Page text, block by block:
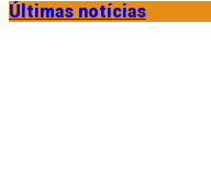
Últimas notícias